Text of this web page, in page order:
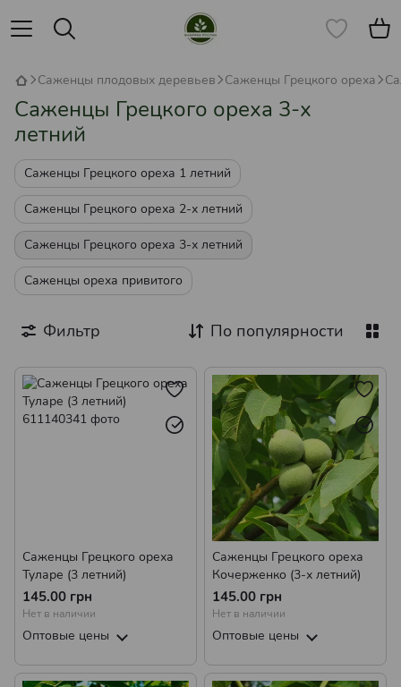
Саженцы плодовых деревьев Саженцы Грецкого ореха
Саженцы Грецкого ореха 3-х
летний
Саженцы Грецкого ореха 1 летний
Саженцы Грецкого ореха 2-х летний
Саженцы Грецкого ореха 3-х летний
Саженцы ореха привитого
Фильтр По популярности
Саженцы Грецкого ореха
Туларе (3 летний)
145.00 грн
Нет в наличии
Оптовые цены
Саженцы Грецкого ореха
Кочерженко (3-х летний)
145.00 грн
Нет в наличии
Оптовые цены